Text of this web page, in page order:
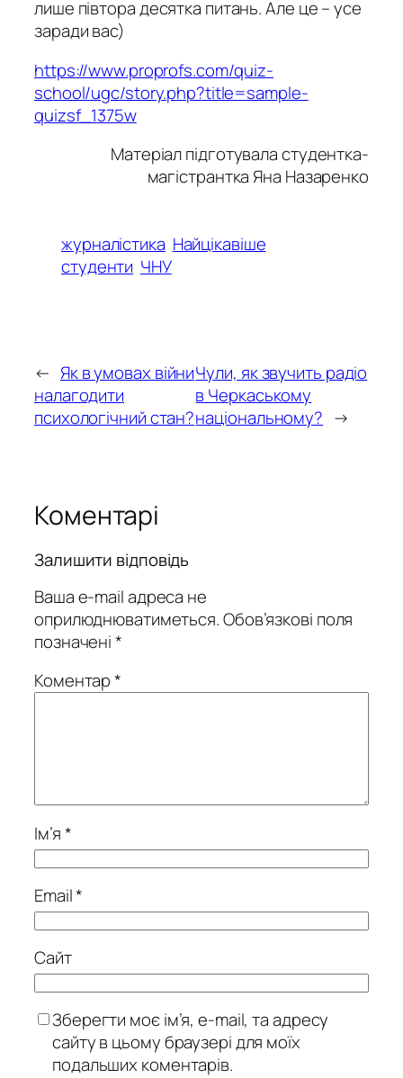
лише півтора десятка питань. Але це – усе
заради вас)
https://www.proprofs.com/quiz-
school/ugc/story.php?title=sample-
quizsf_1375w
Матеріал підготувала студентка-
магістрантка Яна Назаренко
журналістика Найцікавіше
студенти ЧНУ
← Як в умовах війни
налагодити
психологічний стан?
Чули, як звучить радіо
в Черкаському
національному? →
Коментарі
Залишити відповідь
Ваша e-mail адреса не
оприлюднюватиметься.Обов’язкові поля
позначені*
Коментар*
Ім’я*
Email*
Сайт
Зберегти моє ім’я, e-mail, та адресу
сайту в цьому браузері для моїх
подальших коментарів.